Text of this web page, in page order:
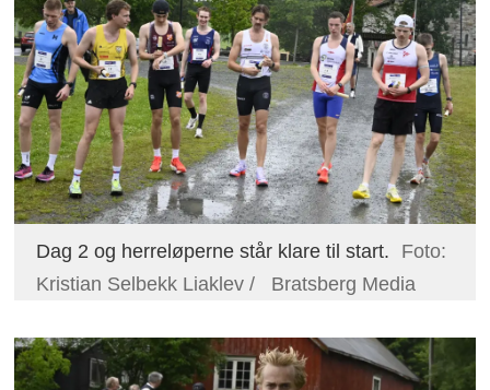
Dag 2 og herreløperne står klare til start.
Foto:
Kristian Selbekk Liaklev / Bratsberg Media